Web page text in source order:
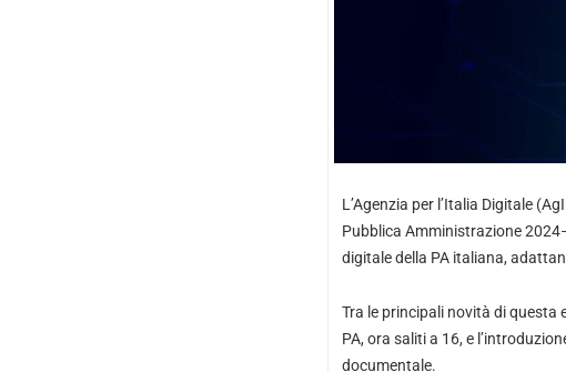
L’Agenzia per l’Italia Digitale
Pubblica Amministrazione
digitale della PA italiana,
Tra le principali novità di questa
PA, ora saliti a 16, e
documentale.